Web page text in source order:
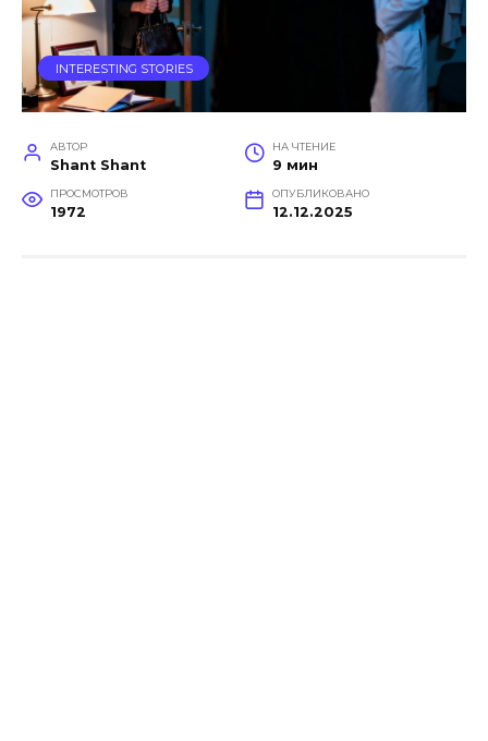
INTERESTING STORIES
АВТОР
Shant Shant
НА ЧТЕНИЕ
9 мин
ПРОСМОТРОВ
1972
ОПУБЛИКОВАНО
12.12.2025